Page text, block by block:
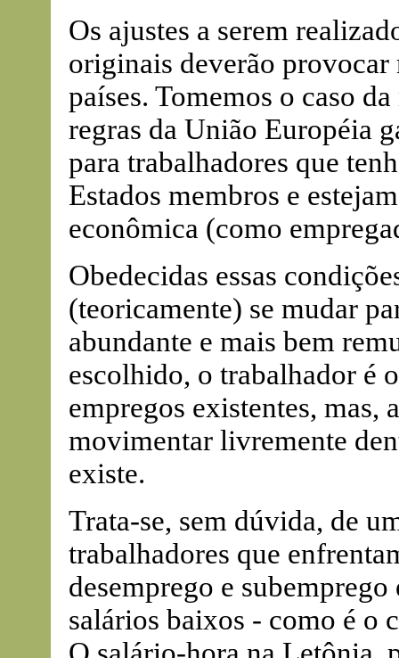
Os ajustes a serem
originais deverão
países. Tomemos o caso
regras da União Européia
para trabalhadores que
Estados membros e
econômica (como
Obedecidas essas
(teoricamente) se mudar
abundante e mais bem
escolhido, o trabalhador é
empregos existentes, mas,
movimentar livremente
existe.
Trata-se, sem dúvida, de
trabalhadores que
desemprego e
salários baixos - como é o